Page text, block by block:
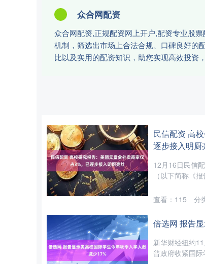
众合网配资
众合网配资,正规配资网上开户,配资专业股
机制，筛选出市场上合法合规、口碑良好的
比以及实用的配资知识，助您实现高效投资，
民信配资 高
逐步接入明厨
12月16日民信
（以下简称《
查看： 115 分
倍选网 报告
新华财经纽约
普政府收紧国